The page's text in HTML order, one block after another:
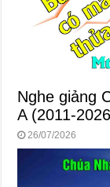
Nghe giảng
A (2011-
26/07/2026